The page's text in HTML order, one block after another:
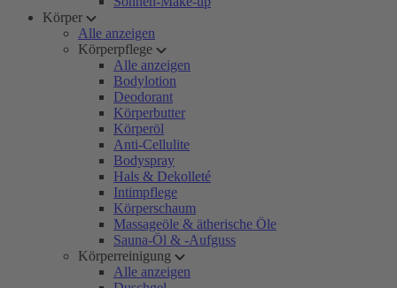
Körper
Alle anzeigen
Körperpflege
Alle anzeigen
Bodylotion
Deodorant
Körperbutter
Körperöl
Anti-Cellulite
Bodyspray
Hals & Dekolleté
Intimpflege
Körperschaum
Massageöle & ätherische Öle
Sauna-Öl & -Aufguss
Körperreinigung
Alle anzeigen